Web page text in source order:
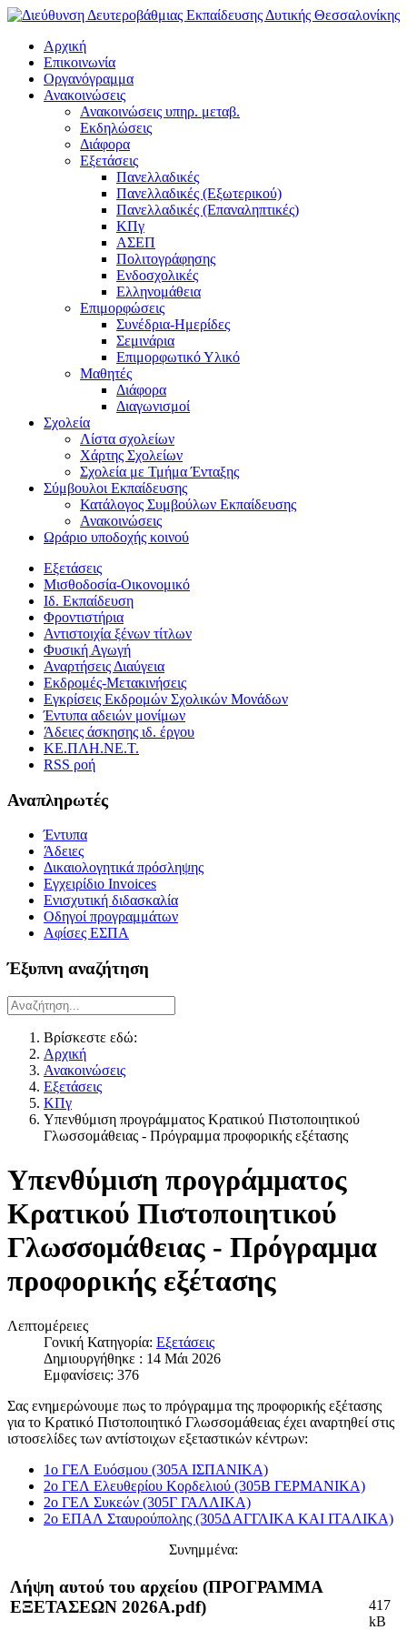
Αρχική
Επικοινωνία
Οργανόγραμμα
Ανακοινώσεις
Ανακοινώσεις υπηρ. μεταβ.
Εκδηλώσεις
Διάφορα
Εξετάσεις
Πανελλαδικές
Πανελλαδικές (Εξωτερικού)
Πανελλαδικές (Επαναληπτικές)
ΚΠγ
ΑΣΕΠ
Πολιτογράφησης
Ενδοσχολικές
Ελληνομάθεια
Επιμορφώσεις
Συνέδρια-Ημερίδες
Σεμινάρια
Επιμορφωτικό Υλικό
Μαθητές
Διάφορα
Διαγωνισμοί
Σχολεία
Λίστα σχολείων
Χάρτης Σχολείων
Σχολεία με Τμήμα Ένταξης
Σύμβουλοι Εκπαίδευσης
Κατάλογος Συμβούλων Εκπαίδευσης
Ανακοινώσεις
Ωράριο υποδοχής κοινού
Εξετάσεις
Μισθοδοσία-Οικονομικό
Ιδ. Εκπαίδευση
Φροντιστήρια
Αντιστοιχία ξένων τίτλων
Φυσική Αγωγή
Αναρτήσεις Διαύγεια
Εκδρομές-Μετακινήσεις
Εγκρίσεις Εκδρομών Σχολικών Μονάδων
Έντυπα αδειών μονίμων
Άδειες άσκησης ιδ. έργου
ΚΕ.ΠΛΗ.ΝΕ.Τ.
RSS ροή
Αναπληρωτές
Έντυπα
Άδειες
Δικαιολογητικά πρόσληψης
Εγχειρίδιο Invoices
Ενισχυτική διδασκαλία
Οδηγοί προγραμμάτων
Αφίσες ΕΣΠΑ
Έξυπνη αναζήτηση
Βρίσκεστε εδώ:
Αρχική
Ανακοινώσεις
Εξετάσεις
ΚΠγ
Υπενθύμιση προγράμματος Κρατικού Πιστοποιητικού
Γλωσσομάθειας - Πρόγραμμα προφορικής εξέτασης
Υπενθύμιση προγράμματος
Κρατικού Πιστοποιητικού
Γλωσσομάθειας - Πρόγραμμα
προφορικής εξέτασης
Λεπτομέρειες
Γονική Κατηγορία: Εξετάσεις
Δημιουργήθηκε : 14 Μάι 2026
Εμφανίσεις: 376
Σας ενημερώνουμε πως το πρόγραμμα της προφορικής εξέτασης
για το Κρατικό Πιστοποιητικό Γλωσσομάθειας έχει αναρτηθεί στις
ιστοσελίδες των αντίστοιχων εξεταστικών κέντρων:
1ο ΓΕΛ Ευόσμου (305Α ΙΣΠΑΝΙΚΑ)
2ο ΓΕΛ Ελευθερίου Κορδελιού (305Β ΓΕΡΜΑΝΙΚΑ)
2ο ΓΕΛ Συκεών (305Γ ΓΑΛΛΙΚΑ)
2ο ΕΠΑΛ Σταυρούπολης (305Δ ΑΓΓΛΙΚΑ ΚΑΙ ΙΤΑΛΙΚΑ)
Συνημμένα:
Λήψη αυτού του αρχείου (ΠΡΟΓΡΑΜΜΑ
ΕΞΕΤΑΣΕΩΝ 2026Α.pdf)
417
kB